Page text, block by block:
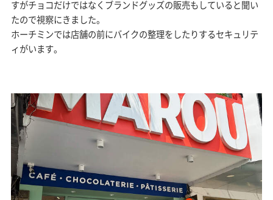
すがチョコだけではなくブランドグッズの販売もしていると聞い
たので視察にきました。
ホーチミンでは店舗の前にバイクの整理をしたりするセキュリテ
ィがいます。